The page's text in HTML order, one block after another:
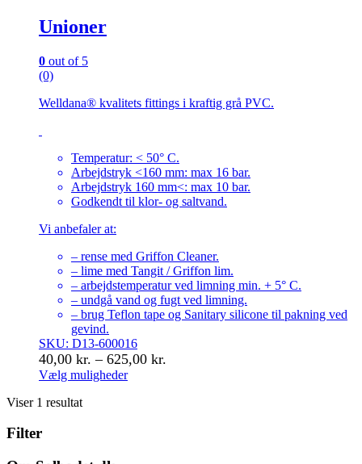
Unioner
0 out of 5
(0)
Welldana® kvalitets fittings i kraftig grå PVC.
Temperatur: < 50° C.
Arbejdstryk <160 mm: max 16 bar.
Arbejdstryk 160 mm<: max 10 bar.
Godkendt til klor- og saltvand.
Vi anbefaler at:
– rense med Griffon Cleaner.
– lime med Tangit / Griffon lim.
– arbejdstemperatur ved limning min. + 5° C.
– undgå vand og fugt ved limning.
– brug Teflon tape og Sanitary silicone til pakning ved
gevind.
SKU: D13-600016
40,00 kr. – 625,00 kr.
Vælg muligheder
vare
flere
Mulighederne
Viser 1 resultat
Filter